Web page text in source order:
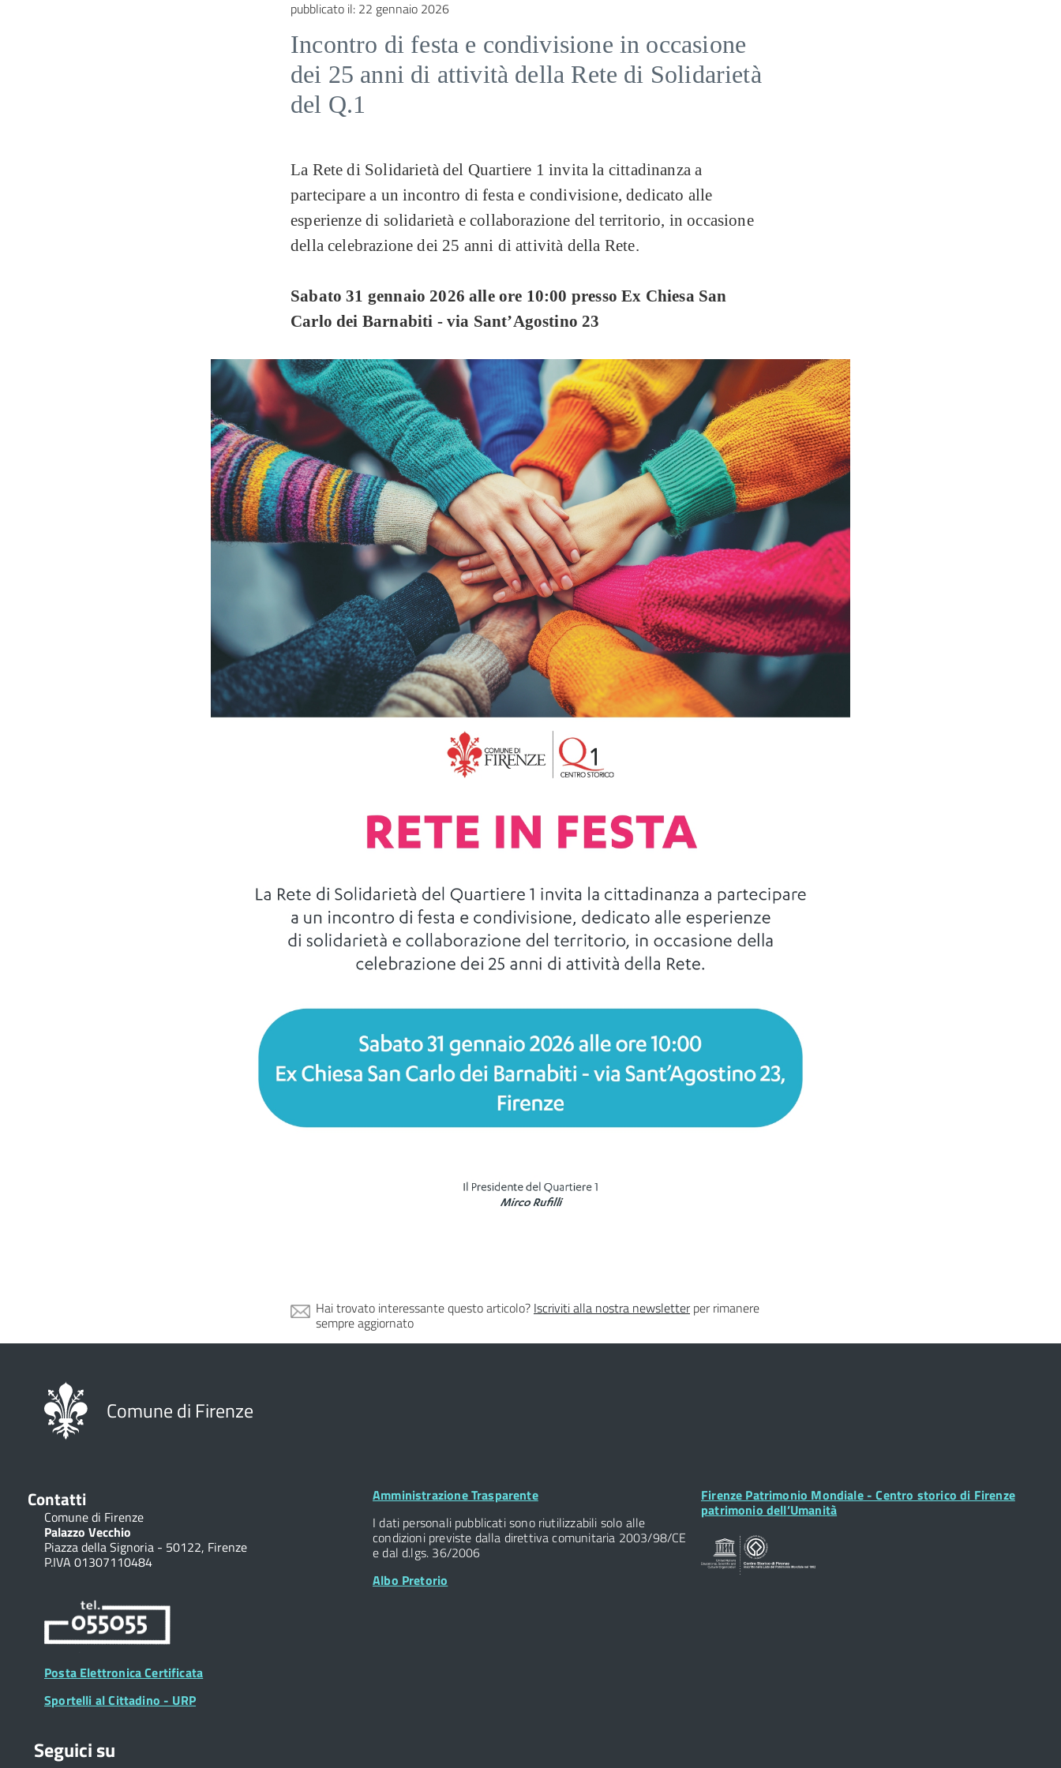
pubblicato il: 22 gennaio 2026
Incontro di festa e condivisione in occasione
dei 25 anni di attività della Rete di Solidarietà
del Q.1
La Rete di Solidarietà del Quartiere 1 invita la cittadinanza a
partecipare a un incontro di festa e condivisione, dedicato alle
esperienze di solidarietà e collaborazione del territorio, in occasione
della celebrazione dei 25 anni di attività della Rete.
Sabato 31 gennaio 2026 alle ore 10:00 presso Ex Chiesa San
Carlo dei Barnabiti - via Sant’Agostino 23
Hai trovato interessante questo articolo? Iscriviti alla nostra newsletterper rimanere
sempre aggiornato
Comune di Firenze
Contatti
Comune di Firenze
Palazzo Vecchio
Piazza della Signoria - 50122, Firenze
P.IVA 01307110484
Posta Elettronica Certificata
Sportelli al Cittadino - URP
Footer
Amministrazione Trasparente
I dati personali pubblicati sono riutilizzabili solo alle
condizioni previste dalla direttiva comunitaria 2003/98/CE
e dal d.lgs. 36/2006
Albo Pretorio
Footer
Widget
Firenze Patrimonio Mondiale - Centro storico di Firenze
patrimonio dell’Umanità
Seguici su